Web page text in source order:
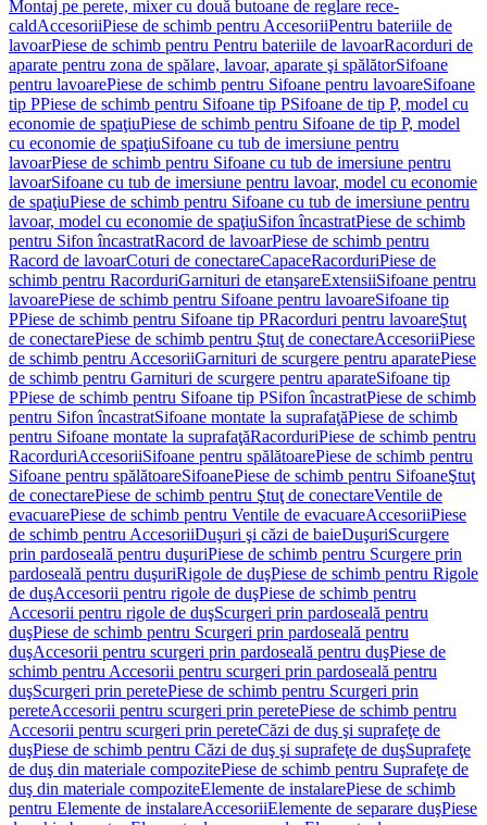
Montaj pe perete, mixer cu două butoane de reglare rece-
caldAccesoriiPiese de schimb pentru AccesoriiPentru bateriile de
lavoarPiese de schimb pentru Pentru bateriile de lavoarRacorduri de
aparate pentru zona de spălare, lavoar, aparate şi spălătorSifoane
pentru lavoarePiese de schimb pentru Sifoane pentru lavoareSifoane
tip PPiese de schimb pentru Sifoane tip PSifoane de tip P, model cu
economie de spaţiuPiese de schimb pentru Sifoane de tip P, model
cu economie de spaţiuSifoane cu tub de imersiune pentru
lavoarPiese de schimb pentru Sifoane cu tub de imersiune pentru
lavoarSifoane cu tub de imersiune pentru lavoar, model cu economie
de spaţiuPiese de schimb pentru Sifoane cu tub de imersiune pentru
lavoar, model cu economie de spaţiuSifon încastratPiese de schimb
pentru Sifon încastratRacord de lavoarPiese de schimb pentru
Racord de lavoarCoturi de conectareCapaceRacorduriPiese de
schimb pentru RacorduriGarnituri de etanşareExtensiiSifoane pentru
lavoarePiese de schimb pentru Sifoane pentru lavoareSifoane tip
PPiese de schimb pentru Sifoane tip PRacorduri pentru lavoareŞtuţ
de conectarePiese de schimb pentru Ştuţ de conectareAccesoriiPiese
de schimb pentru AccesoriiGarnituri de scurgere pentru aparatePiese
de schimb pentru Garnituri de scurgere pentru aparateSifoane tip
PPiese de schimb pentru Sifoane tip PSifon încastratPiese de schimb
pentru Sifon încastratSifoane montate la suprafaţăPiese de schimb
pentru Sifoane montate la suprafaţăRacorduriPiese de schimb pentru
RacorduriAccesoriiSifoane pentru spălătoarePiese de schimb pentru
Sifoane pentru spălătoareSifoanePiese de schimb pentru SifoaneŞtuţ
de conectarePiese de schimb pentru Ştuţ de conectareVentile de
evacuarePiese de schimb pentru Ventile de evacuareAccesoriiPiese
de schimb pentru AccesoriiDuşuri şi căzi de baieDuşuriScurgere
prin pardoseală pentru duşuriPiese de schimb pentru Scurgere prin
pardoseală pentru duşuriRigole de duşPiese de schimb pentru Rigole
de duşAccesorii pentru rigole de duşPiese de schimb pentru
Accesorii pentru rigole de duşScurgeri prin pardoseală pentru
duşPiese de schimb pentru Scurgeri prin pardoseală pentru
duşAccesorii pentru scurgeri prin pardoseală pentru duşPiese de
schimb pentru Accesorii pentru scurgeri prin pardoseală pentru
duşScurgeri prin peretePiese de schimb pentru Scurgeri prin
pereteAccesorii pentru scurgeri prin peretePiese de schimb pentru
Accesorii pentru scurgeri prin pereteCăzi de duş şi suprafeţe de
duşPiese de schimb pentru Căzi de duş şi suprafeţe de duşSuprafeţe
de duş din materiale compozitePiese de schimb pentru Suprafeţe de
duş din materiale compoziteElemente de instalarePiese de schimb
pentru Elemente de instalareAccesoriiElemente de separare duşPiese